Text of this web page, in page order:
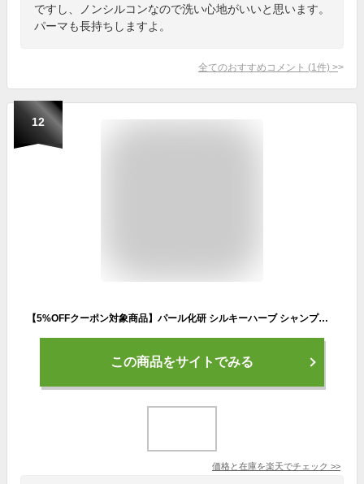
ですし、ノンシルコンなので洗い心地がいいと思います。
パーマも長持ちしますよ。
全てのおすすめコメント (1 件) >
12
【5%OFFクーポン対象商品】パール化研 シルキーハーブ シャンプー 1000ml|ハーブエキス ヘアカラー パーマ 弱酸性 うるおい しっとり ツヤ ヘアケア サロン専売 美容室専売 美容院 美容師 おすすめ 人気 ランキング クチコミ 美容院専売
この商品をサイトでみる
価格と在庫を楽天でチェック >>